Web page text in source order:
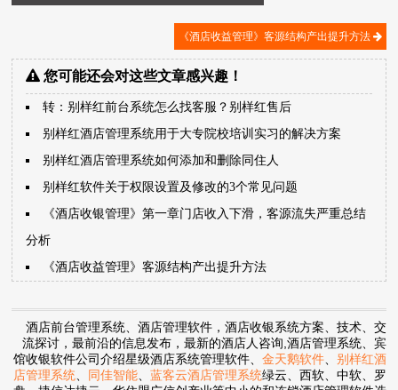
《酒店收益管理》客源结构产出提升方法
您可能还会对这些文章感兴趣！
转：别样红前台系统怎么找客服？别样红售后
别样红酒店管理系统用于大专院校培训实习的解决方案
别样红酒店管理系统如何添加和删除同住人
别样红软件关于权限设置及修改的3个常见问题
《酒店收银管理》第一章门店收入下滑，客源流失严重总结
分析
《酒店收益管理》客源结构产出提升方法
酒店前台管理系统、酒店管理软件，酒店收银系统方案、技术、交
流探讨，最前沿的信息发布，最新的酒店人咨询,酒店管理系统、宾
馆收银软件公司介绍星级酒店系统管理软件、 金天鹅软件、 别样红酒
店管理系统、 同佳智能、 蓝客云酒店管理系统绿云、西软、中软、罗